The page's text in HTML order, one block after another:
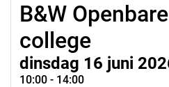
B&W
college
dinsdag 16 juni
10:00 - 14:00